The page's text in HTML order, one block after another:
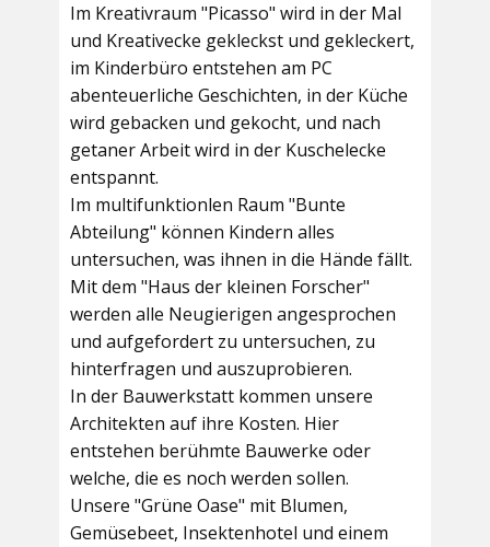
Im Kreativraum "Picasso" wird in der Mal
und Kreativecke gekleckst und gekleckert,
im Kinderbüro entstehen am PC
abenteuerliche Geschichten, in der Küche
wird gebacken und gekocht, und nach
getaner Arbeit wird in der Kuschelecke
entspannt.
Im multifunktionlen Raum "Bunte
Abteilung" können Kindern alles
untersuchen, was ihnen in die Hände fällt.
Mit dem "Haus der kleinen Forscher"
werden alle Neugierigen angesprochen
und aufgefordert zu untersuchen, zu
hinterfragen und auszuprobieren.
In der Bauwerkstatt kommen unsere
Architekten auf ihre Kosten. Hier
entstehen berühmte Bauwerke oder
welche, die es noch werden sollen.
Unsere "Grüne Oase" mit Blumen,
Gemüsebeet, Insektenhotel und einem